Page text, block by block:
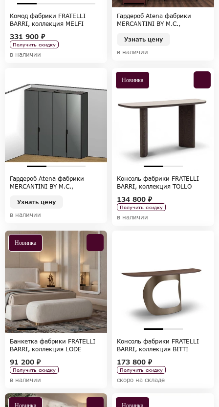
Комод фабрики FRATELLI
BARRI, коллекция MELFI
331 900 ₽
Получить скидку
в наличии
Гардероб Atena фабрики
MERCANTINI BY M.C.,
Узнать цену
в наличии
Гардероб Atena фабрики
MERCANTINI BY M.C.,
Узнать цену
в наличии
Новинка
Консоль фабрики FRATELLI
BARRI, коллекция TOLLO
134 800 ₽
Получить скидку
в наличии
Новинка
Банкетка фабрики FRATELLI
BARRI, коллекция LODE
91 200 ₽
Получить скидку
в наличии
Консоль фабрики FRATELLI
BARRI, коллекция BITTI
173 800 ₽
Получить скидку
скоро на складе
Новинка Новинка